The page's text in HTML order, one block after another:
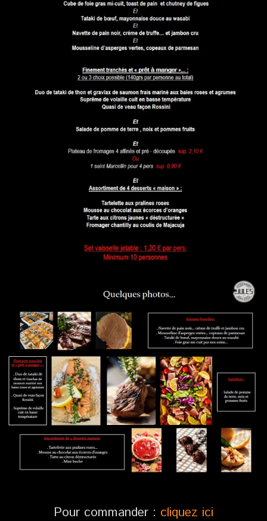
Pour commander : cliquez ici